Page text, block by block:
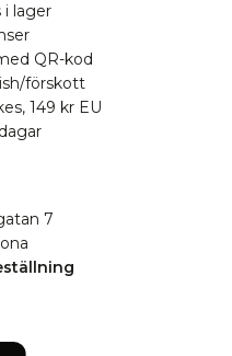
i lager
QR-kod
förskott
149 kr EU
7